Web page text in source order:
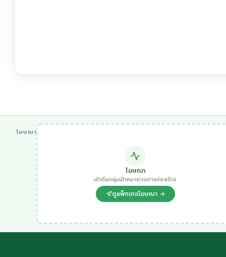
โฆษณา
โฆษณา
เข้าถึงกลุ่มเป้าหมายวงการก่อสร้าง
ดูแพ็กเกจโฆษณา →